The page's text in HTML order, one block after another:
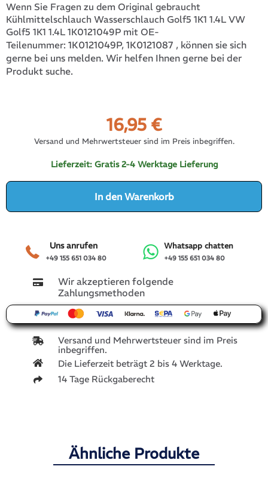
Wenn Sie Fragen zu dem Original gebraucht
Kühlmittelschlauch Wasserschlauch Golf5 1K1 1.4L VW
Golf5 1K1 1.4L 1K0121049P mit OE-
Teilenummer: 1K0121049P, 1K0121087 , können sie sich
gerne bei uns melden. Wir helfen Ihnen gerne bei der
Produkt suche.
16,95 €
Versand und Mehrwertsteuer sind im Preis inbegriffen.
Lieferzeit: Gratis 2-4 Werktage Lieferung
In den Warenkorb
+49 155 651 034 80
Uns anrufen
+49 155 651 034 80
Whatsapp chatten
Wir akzeptieren folgende
Zahlungsmethoden
Versand und Mehrwertsteuer sind im Preis
inbegriffen.
Die Lieferzeit beträgt 2 bis 4 Werktage.
14 Tage Rückgaberecht
Ähnliche Produkte